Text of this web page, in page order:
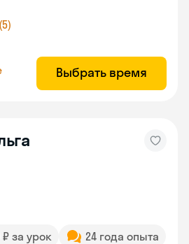
Выбрать время
₽ за урок
24 года опыта